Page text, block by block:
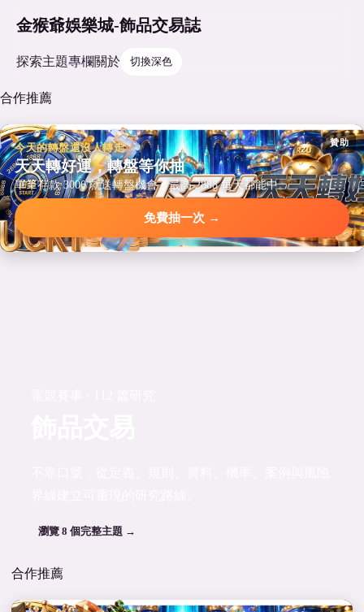
金猴爺娛樂城-飾品交易誌
探索主題專欄關於 切換深色
合作推薦
贊助
今天的轉盤還沒人轉走
天天轉好運，轉盤等你抽
單筆存款 3000 就送轉盤機會，最高 2888 每天都能中。
免費抽一次 →
瀏覽 8 個完整主題 →
合作推薦